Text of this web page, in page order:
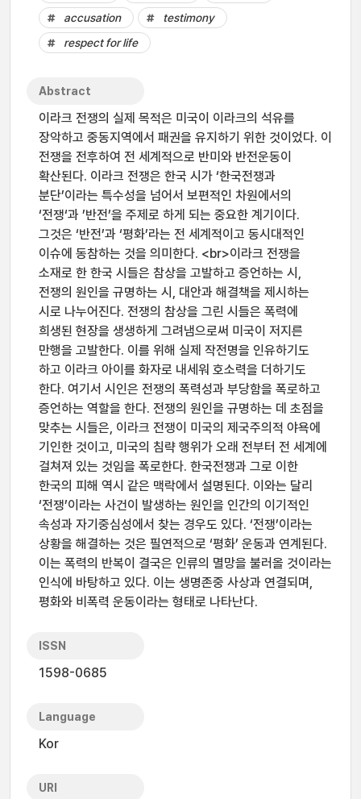
accusation
testimony
respect for life
Abstract
이라크 전쟁의 실제 목적은 미국이 이라크의 석유를
장악하고 중동지역에서 패권을 유지하기 위한 것이었다. 이
전쟁을 전후하여 전 세계적으로 반미와 반전운동이
확산된다. 이라크 전쟁은 한국 시가 ‘한국전쟁과
분단’이라는 특수성을 넘어서 보편적인 차원에서의
‘전쟁‘과 ’반전’을 주제로 하게 되는 중요한 계기이다.
그것은 ‘반전’과 ‘평화’라는 전 세계적이고 동시대적인
이슈에 동참하는 것을 의미한다. <br>이라크 전쟁을
소재로 한 한국 시들은 참상을 고발하고 증언하는 시,
전쟁의 원인을 규명하는 시, 대안과 해결책을 제시하는
시로 나누어진다. 전쟁의 참상을 그린 시들은 폭력에
희생된 현장을 생생하게 그려냄으로써 미국이 저지른
만행을 고발한다. 이를 위해 실제 작전명을 인유하기도
하고 이라크 아이를 화자로 내세워 호소력을 더하기도
한다. 여기서 시인은 전쟁의 폭력성과 부당함을 폭로하고
증언하는 역할을 한다. 전쟁의 원인을 규명하는 데 초점을
맞추는 시들은, 이라크 전쟁이 미국의 제국주의적 야욕에
기인한 것이고, 미국의 침략 행위가 오래 전부터 전 세계에
걸쳐져 있는 것임을 폭로한다. 한국전쟁과 그로 이한
한국의 피해 역시 같은 맥락에서 설명된다. 이와는 달리
‘전쟁’이라는 사건이 발생하는 원인을 인간의 이기적인
속성과 자기중심성에서 찾는 경우도 있다. ‘전쟁’이라는
상황을 해결하는 것은 필연적으로 ‘평화’ 운동과 연계된다.
이는 폭력의 반복이 결국은 인류의 멸망을 불러올 것이라는
인식에 바탕하고 있다. 이는 생명존중 사상과 연결되며,
평화와 비폭력 운동이라는 형태로 나타난다.
ISSN
1598-0685
Language
Kor
URI